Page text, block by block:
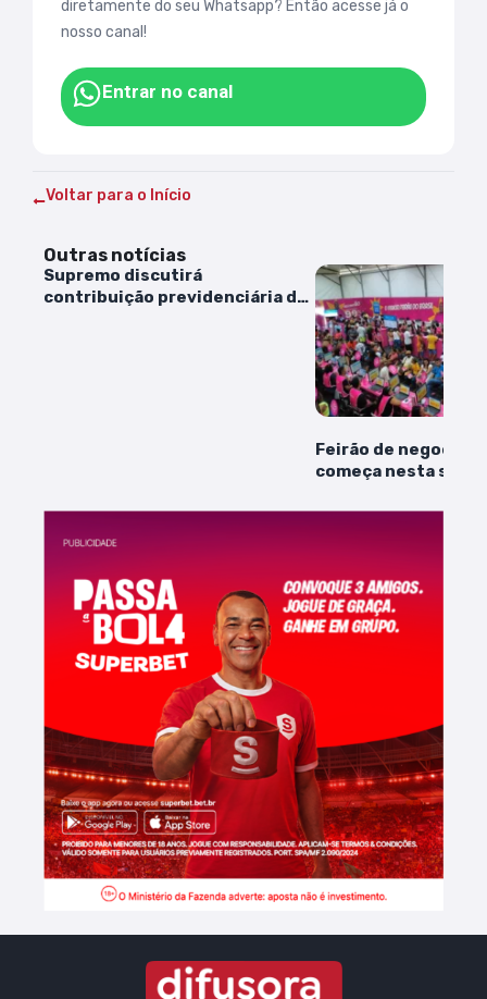
diretamente do seu Whatsapp? Então acesse já o
nosso canal!
Entrar no canal
Voltar para o Início
Outras notícias
Supremo discutirá
contribuição previdenciária de
Feirão de
começa nesta